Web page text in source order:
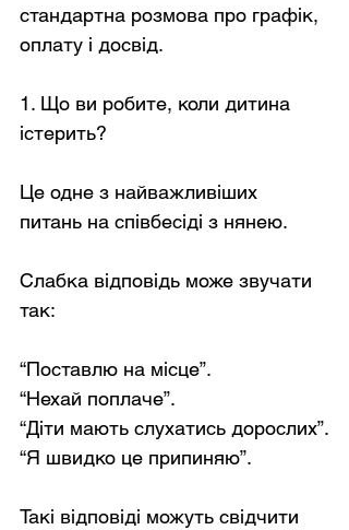
стандартна розмова про графік,
оплату і досвід.
1. Що ви робите, коли дитина
істерить?
Це одне з найважливіших
питань на співбесіді з нянею.
Слабка відповідь може звучати
так:
“Поставлю на місце”.
“Нехай поплаче”.
“Діти мають слухатись дорослих”.
“Я швидко це припиняю”.
Такі відповіді можуть свідчити